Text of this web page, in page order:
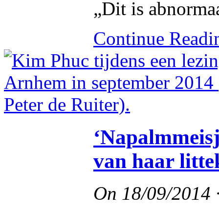
„Dit is
Continue
van haar
On 18/09/2014